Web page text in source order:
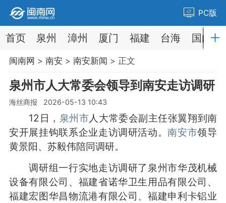
PC版
首页 泉州 漳州 厦门 福建 台海 国内
闽南网 > 南安 > 南安新闻 > 正文
泉州市人大常委会领导到南安走访调研
海丝商报 2026-05-13 10:43
12日， 泉州市人大常委会副主任张翼翔到南
安开展挂钩联系企业走访调研活动。南安市领导
黄景阳、苏毅伟陪同调研。
调研组一行实地走访调研了泉州市华茂机械
设备有限公司、福建省诺华卫生用品有限公司、
福建宏图华昌物流港有限公司、福建申利卡铝业